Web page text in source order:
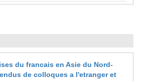
du francais en Asie du Nord-
de colloques a l'etranger et